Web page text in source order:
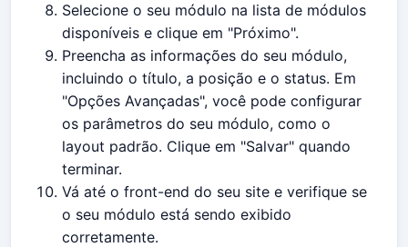
Selecione o seu módulo na lista de módulos
disponíveis e clique em "Próximo".
Preencha as informações do seu módulo,
incluindo o título, a posição e o status. Em
"Opções Avançadas", você pode configurar
os parâmetros do seu módulo, como o
layout padrão. Clique em "Salvar" quando
terminar.
Vá até o front-end do seu site e verifique se
o seu módulo está sendo exibido
corretamente.